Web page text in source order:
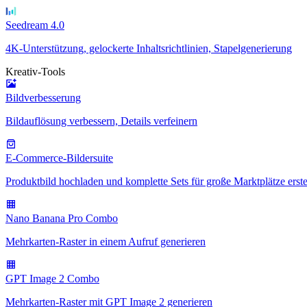
Seedream 4.0
4K-Unterstützung, gelockerte Inhaltsrichtlinien, Stapelgenerierung
Kreativ-Tools
Bildverbesserung
Bildauflösung verbessern, Details verfeinern
E-Commerce-Bildersuite
Produktbild hochladen und komplette Sets für große Marktplätze
Nano Banana Pro Combo
Mehrkarten-Raster in einem Aufruf generieren
GPT Image 2 Combo
Mehrkarten-Raster mit GPT Image 2 generieren